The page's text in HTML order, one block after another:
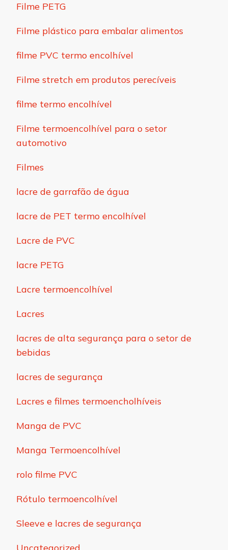
Filme PETG
Filme plástico para embalar alimentos
filme PVC termo encolhível
Filme stretch em produtos perecíveis
filme termo encolhível
Filme termoencolhível para o setor
automotivo
Filmes
lacre de garrafão de água
lacre de PET termo encolhível
Lacre de PVC
lacre PETG
Lacre termoencolhível
Lacres
lacres de alta segurança para o setor de
bebidas
lacres de segurança
Lacres e filmes termoencholhíveis
Manga de PVC
Manga Termoencolhível
rolo filme PVC
Rótulo termoencolhível
Sleeve e lacres de segurança